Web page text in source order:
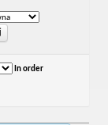
In order